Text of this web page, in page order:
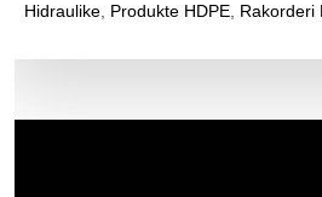
Hidraulike, Produkte HDPE, Rakorderi